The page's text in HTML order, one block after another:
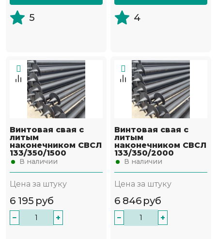
5 4
Винтовая свая с
литым
наконечником СВСЛ
133/350/1500
В наличии
Цена за штуку
6 195 руб
− +
Винтовая свая с
литым
наконечником СВСЛ
133/350/2000
В наличии
Цена за штуку
6 846 руб
− +